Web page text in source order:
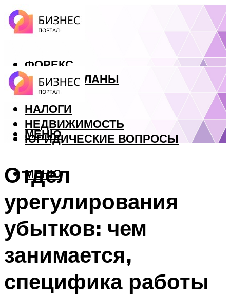
ФОРЕКС
БИЗНЕС ПЛАНЫ
КРЕДИТЫ
НАЛОГИ
НЕДВИЖИМОСТЬ
ЮРИДИЧЕСКИЕ ВОПРОСЫ
МЕНЮ
МЕНЮ
Отдел
урегулирования
убытков: чем
занимается,
специфика работы